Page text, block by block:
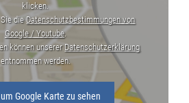
klicken.
dieDatenschutzbestimmungen von
Google / Youtube.
können unsererDatenschutzerklärung
entnommen werden.
Google Karte zu sehen